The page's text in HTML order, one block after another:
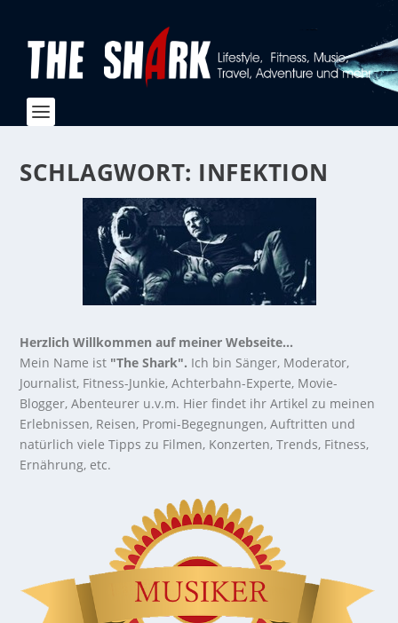
SCHLAGWORT: INFEKTION
Herzlich Willkommen auf meiner Webseite...
Mein Name ist "The Shark". Ich bin Sänger, Moderator,
Journalist, Fitness-Junkie, Achterbahn-Experte, Movie-
Blogger, Abenteurer u.v.m. Hier findet ihr Artikel zu meinen
Erlebnissen, Reisen, Promi-Begegnungen, Auftritten und
natürlich viele Tipps zu Filmen, Konzerten, Trends, Fitness,
Ernährung, etc.